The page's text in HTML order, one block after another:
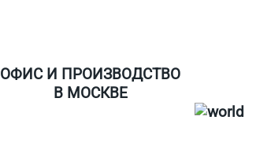
ОФИС И ПРОИЗВОДСТВО
В МОСКВЕ